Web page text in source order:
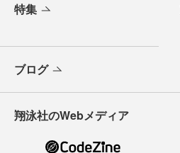
特集
ブログ
翔泳社のWebメディア